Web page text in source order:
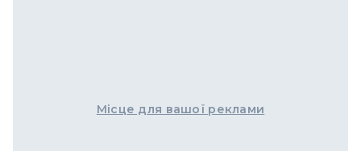
Місце для вашої реклами